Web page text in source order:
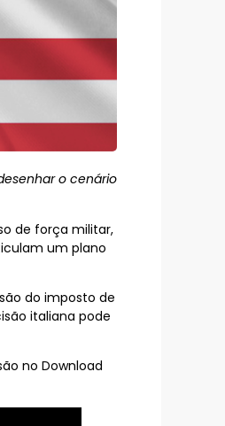
o cenário
de força militar,
um plano
do imposto de
italiana pode
no Download